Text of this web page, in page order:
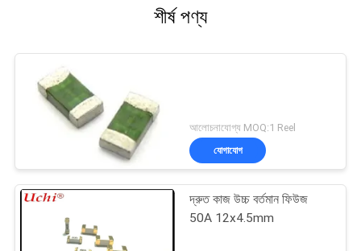
শীর্ষ পণ্য
আলোচনাযোগ্য MOQ:1 Reel
যোগাযোগ
দ্রুত কাজ উচ্চ বর্তমান ফিউজ
50A 12x4.5mm